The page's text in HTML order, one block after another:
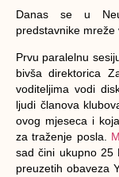
Danas se u
predstavnike mreže
Prvu paralelnu
bivša direktorica
voditeljima vodi
ljudi članova
ovog mjeseca i
za traženje posla.
sad čini ukupno 25
preuzetih obaveza